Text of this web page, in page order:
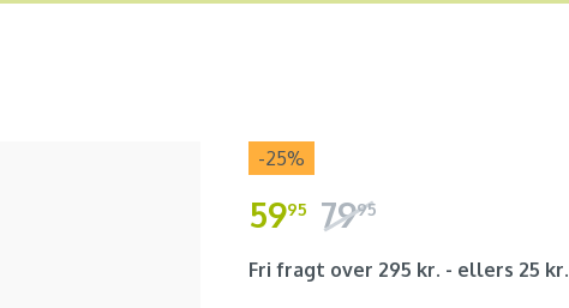
-25%
5995 7995
Fri fragt over 295 kr. - ellers 25 kr.